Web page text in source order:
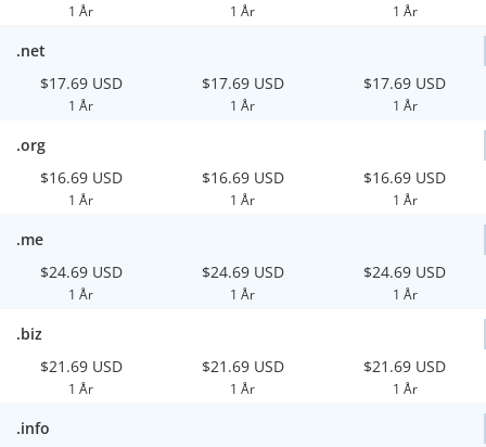
1 År 1 År 1 År
.net
$17.69 USD
1 År
$17.69 USD
1 År
$17.69 USD
1 År
.org
$16.69 USD
1 År
$16.69 USD
1 År
$16.69 USD
1 År
.me
$24.69 USD
1 År
$24.69 USD
1 År
$24.69 USD
1 År
.biz
$21.69 USD
1 År
$21.69 USD
1 År
$21.69 USD
1 År
.info